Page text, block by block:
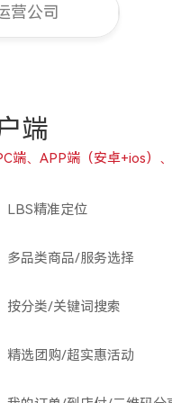
营公司
端
端、APP端（安卓+ios）
LBS精准定位
多品类商品/服务选择
按分类/关键词搜索
精选团购/超实惠活动